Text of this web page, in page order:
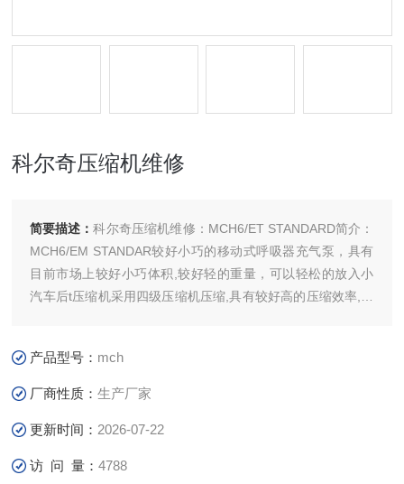
科尔奇压缩机维修
简要描述：科尔奇压缩机维修：MCH6/ET STANDARD简介：
MCH6/EM STANDAR较好小巧的移动式呼吸器充气泵，具有
目前市场上较好小巧体积,较好轻的重量，可以轻松的放入小
汽车后t压缩机采用四级压缩机压缩,具有较好高的压缩效率,采
适用行业：粮库熏蒸,消防，潜水，石油化工，采矿，市政等
用途。
产品型号： mch
厂商性质：生产厂家
更新时间： 2026-07-22
访 问 量：4788